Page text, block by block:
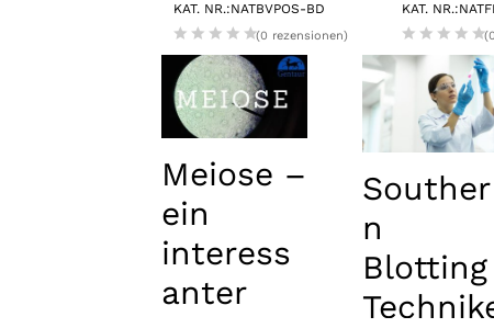
KAT. NR.:NATBVPOS-BD
(0 rezensionen)
KAT.
Meiose –
ein
interess
anter
Souther
n
Blotting